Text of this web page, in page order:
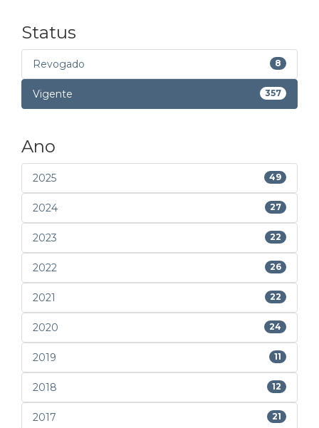
Status
Revogado 8
Vigente 357
Ano
2025 49
2024 27
2023 22
2022 26
2021 22
2020 24
2019 11
2018 12
2017 21